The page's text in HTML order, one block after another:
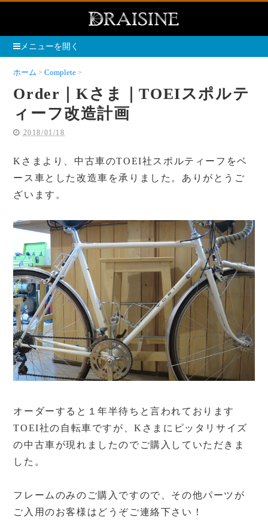
メニューを開く
ホーム Complete
Order｜Kさま｜TOEIスポルテ
ィーフ改造計画
2018/01/18
Kさまより、中古車のTOEI社スポルティーフをベ
ース車とした改造車を承りました。ありがとうご
ざいます。
オーダーすると１年半待ちと言われております
TOEI社の自転車ですが、Kさまにピッタリサイズ
の中古車が現れましたのでご購入していただきま
した。
フレームのみのご購入ですので、その他パーツが
ご入用のお客様はどうぞご連絡下さい！